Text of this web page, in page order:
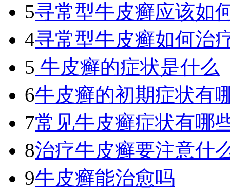
5寻常型牛皮癣应该如
4寻常型牛皮癣如何治
5 牛皮癣的症状是什么
6牛皮癣的初期症状有
7常见牛皮癣症状有哪
8治疗牛皮癣要注意什
9牛皮癣能治愈吗